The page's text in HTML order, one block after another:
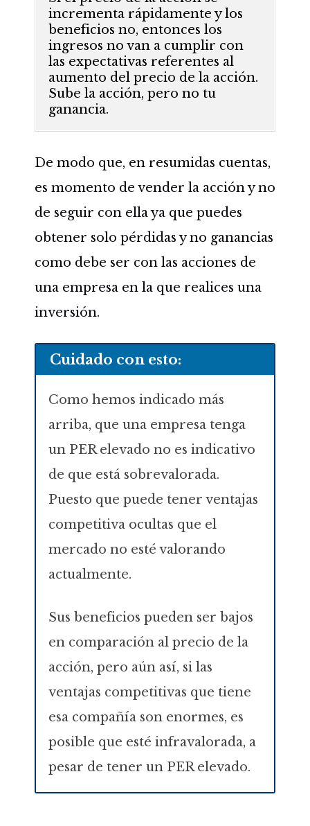
incrementa rápidamente y los
beneficios no, entonces los
ingresos no van a cumplir con
las expectativas referentes al
aumento del precio de la acción.
Sube la acción, pero no tu
ganancia.
De modo que, en resumidas cuentas,
es momento de vender la acción y no
de seguir con ella ya que puedes
obtener solo pérdidas y no ganancias
como debe ser con las acciones de
una empresa en la que realices una
inversión.
Cuidado con esto:
Como hemos indicado más
arriba, que una empresa tenga
un PER elevado no es indicativo
de que está sobrevalorada.
Puesto que puede tener ventajas
competitiva ocultas que el
mercado no esté valorando
actualmente.
Sus beneficios pueden ser bajos
en comparación al precio de la
acción, pero aún así, si las
ventajas competitivas que tiene
esa compañía son enormes, es
posible que esté infravalorada, a
pesar de tener un PER elevado.